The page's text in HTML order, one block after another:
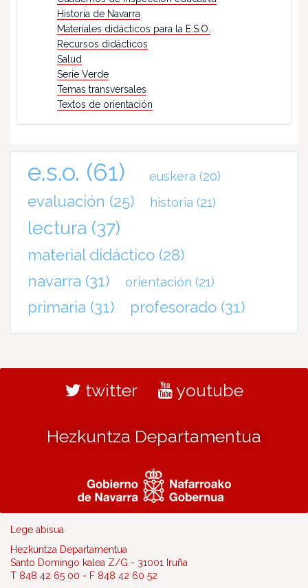
Historia de Navarra
Materiales didácticos para la E.S.O.
Recursos didácticos
Salud
Serie Verde
Temas transversales
Textos de orientación
e.s.o. (61) euskera (20)
evaluación (25) historia (21)
lectura (37)
material didáctico (28)
navarra (31) orientación (21)
primaria (31) profesorado (31)
twitter youtube
Hezkuntza Departamentua
Lege abisua
Hezkuntza Departamentua
Santo Domingo kalea Z/G - 31001 Iruña
T 848 42 65 00 - F 848 42 60 52